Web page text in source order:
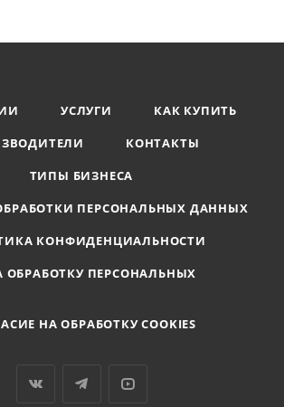
УСЛУГИ
КАК КУПИТЬ
КОНТАКТЫ
ТИПЫ БИЗНЕСА
ПЕРСОНАЛЬНЫХ ДАННЫХ
КОНФИДЕНЦИАЛЬНОСТИ
ОБРАБОТКУ ПЕРСОНАЛЬНЫХ
НА ОБРАБОТКУ COOKIES